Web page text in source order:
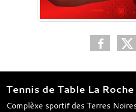
Tennis de Table La
Complèxe sportif des Terres